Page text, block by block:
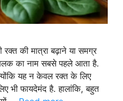
की मात्रा बढ़ाने या समग्र
का नाम सबसे पहले आता है.
यह न केवल रक्त के लिए
भी फायदेमंद है. हालांकि, बहुत